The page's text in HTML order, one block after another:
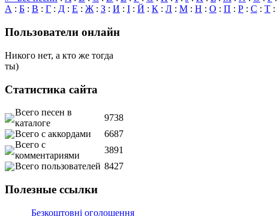
А : Б : В : Г : Д : Е : Ж: З : И : І : Й : К : Л : М : Н : О : П : Р : С : Т :
Пользователи онлайн
Никого нет, а кто же тогда
ты)
Статистика сайта
Всего песен в
каталоге
9738
Всего с аккордами
6687
Всего с
комментариями
3891
Всего пользователей 8427
Полезные ссылки
Безкоштовні оголошення